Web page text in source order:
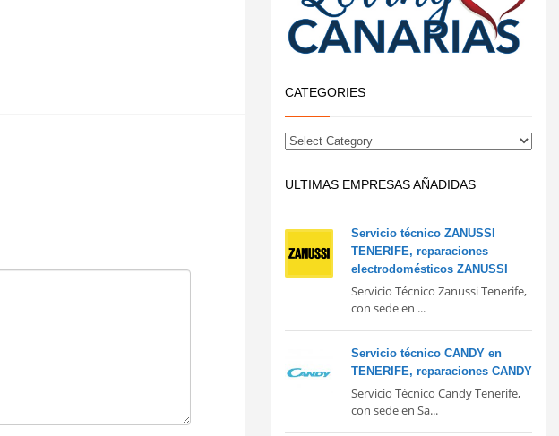
CATEGORIES
ULTIMAS EMPRESAS AÑADIDAS
Servicio técnico ZANUSSI
TENERIFE, reparaciones
electrodomésticos ZANUSSI
Servicio Técnico Zanussi Tenerife,
con sede en ...
Servicio técnico CANDY en
TENERIFE, reparaciones CANDY
Servicio Técnico Candy Tenerife,
con sede en Sa...